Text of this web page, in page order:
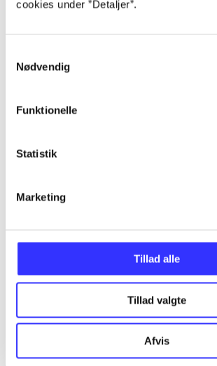
cookies under ”Detaljer”.
Nødvendig
Funktionelle
Statistik
Marketing
Tillad alle
Tillad valgte
Afvis
Minder om